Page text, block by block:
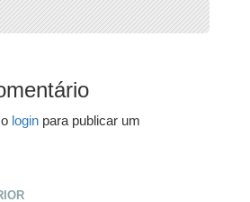
login para publicar um